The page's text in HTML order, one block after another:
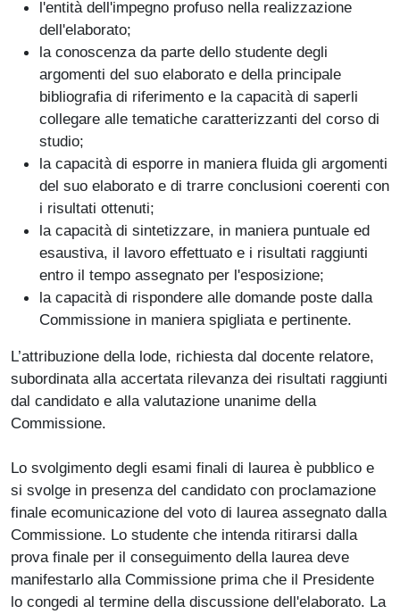
l'entità dell'impegno profuso nella realizzazione
dell'elaborato;
la conoscenza da parte dello studente degli
argomenti del suo elaborato e della principale
bibliografia di riferimento e la capacità di saperli
collegare alle tematiche caratterizzanti del corso di
studio;
la capacità di esporre in maniera fluida gli argomenti
del suo elaborato e di trarre conclusioni coerenti con
i risultati ottenuti;
la capacità di sintetizzare, in maniera puntuale ed
esaustiva, il lavoro effettuato e i risultati raggiunti
entro il tempo assegnato per l'esposizione;
la capacità di rispondere alle domande poste dalla
Commissione in maniera spigliata e pertinente.
L’attribuzione della lode, richiesta dal docente relatore,
subordinata alla accertata rilevanza dei risultati raggiunti
dal candidato e alla valutazione unanime della
Commissione.
Lo svolgimento degli esami finali di laurea è pubblico e
si svolge in presenza del candidato con proclamazione
finale ecomunicazione del voto di laurea assegnato dalla
Commissione. Lo studente che intenda ritirarsi dalla
prova finale per il conseguimento della laurea deve
manifestarlo alla Commissione prima che il Presidente
lo congedi al termine della discussione dell'elaborato. La